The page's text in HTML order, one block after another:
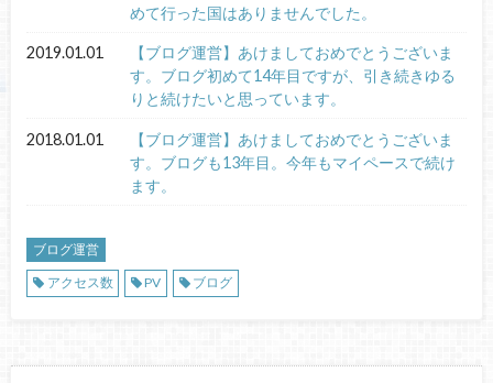
めて行った国はありませんでした。
2019.01.01
【ブログ運営】あけましておめでとうございま
す。ブログ初めて14年目ですが、引き続きゆる
りと続けたいと思っています。
2018.01.01
【ブログ運営】あけましておめでとうございま
す。ブログも13年目。今年もマイペースで続け
ます。
ブログ運営
アクセス数
PV ブログ